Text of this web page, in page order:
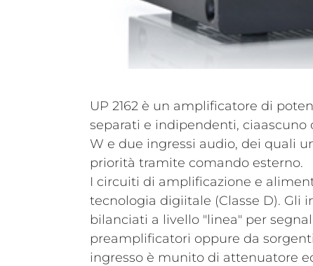
UP 2162 è un amplificatore di
separati e indipendenti, ciaascuno
W e due ingressi audio, dei quali
priorità tramite comando esterno.
I circuiti di amplificazione e
tecnologia digiitale (Classe D). Gli
bilanciati a livello "linea" per
preamplificatori oppure da
ingresso è munito di attenuatore